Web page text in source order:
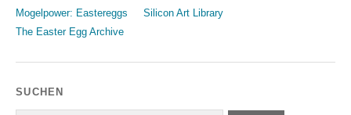
Mogelpower: Eastereggs
Silicon Art Library
The Easter Egg Archive
SUCHEN